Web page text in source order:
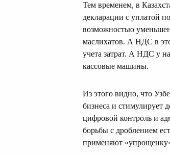
Тем временем, в
декларации с уплатой
возможностью
маслихатов. А НДС в
учета затрат. А НДС у
кассовые машины.
Из этого видно, что
бизнеса и
цифровой контроль и
борьбы с дроблением
применяют